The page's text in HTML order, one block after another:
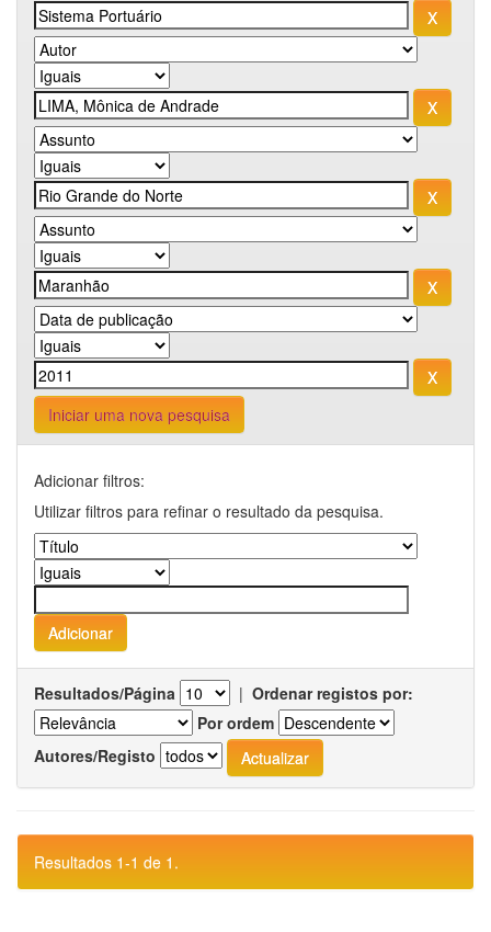
Iniciar uma nova pesquisa
Adicionar filtros:
Utilizar filtros para refinar o resultado da pesquisa.
Resultados/Página | Ordenar registos por:
Por ordem
Autores/Registo
Resultados 1-1 de 1.